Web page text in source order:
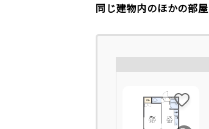
同じ建物内のほかの部屋